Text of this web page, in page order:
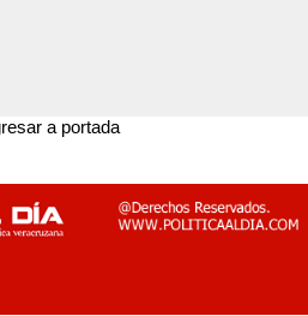
a portada